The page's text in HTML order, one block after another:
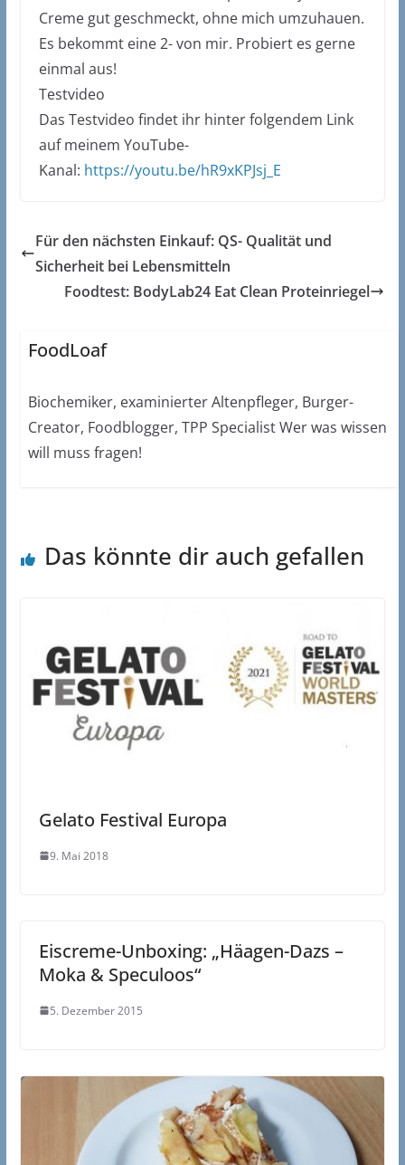
Creme gut geschmeckt, ohne mich umzuhauen.
Es bekommt eine 2- von mir. Probiert es gerne
einmal aus!
Testvideo
Das Testvideo findet ihr hinter folgendem Link
auf meinem YouTube-
Kanal: https://youtu.be/hR9xKPJsj_E
Für den nächsten Einkauf: QS- Qualität und
Sicherheit bei Lebensmitteln
Foodtest: BodyLab24 Eat Clean Proteinriegel
FoodLoaf
Biochemiker, examinierter Altenpfleger, Burger-
Creator, Foodblogger, TPP Specialist Wer was wissen
will muss fragen!
Das könnte dir auch gefallen
Gelato Festival Europa
9. Mai 2018
Eiscreme-Unboxing: „Häagen-Dazs –
Moka & Speculoos“
5. Dezember 2015